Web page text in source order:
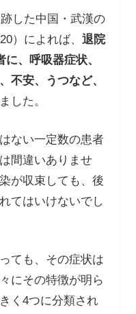
した中国・武漢の
）によれば、 退院
に、呼吸器症状、
不安、うつなど、
した。
ない一定数の患者
間違いありませ
が収束しても、後
てはいけないでし
ても、その症状は
にその特徴が明ら
く 4つに分類され